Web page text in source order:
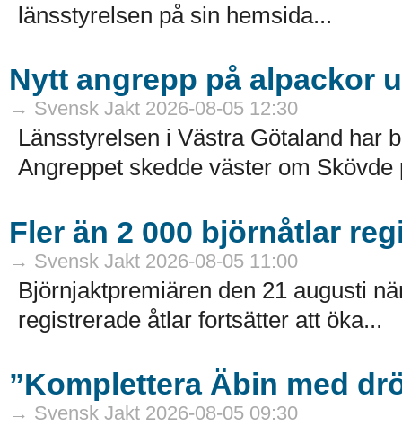
länsstyrelsen på sin hemsida...
Nytt angrepp på alpackor
→ Svensk Jakt 2026-08-05 12:30
Länsstyrelsen i Västra Götaland har
Angreppet skedde väster om Skövde
Fler än 2 000 björnåtlar
→ Svensk Jakt 2026-08-05 11:00
Björnjaktpremiären den 21 augusti
registrerade åtlar fortsätter att öka...
”Komplettera Äbin med
→ Svensk Jakt 2026-08-05 09:30